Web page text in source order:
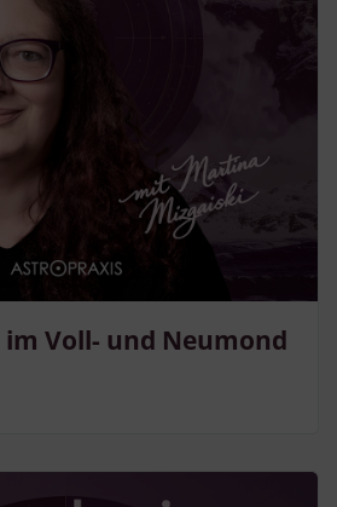
Voll- und Neumond